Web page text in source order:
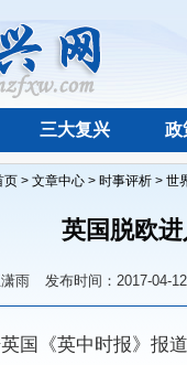
三大复兴 政
页 > 文章中心 > 时事评析 > 世
英国脱欧
雨 发布时间：2017-04-12
《英中时报》报道